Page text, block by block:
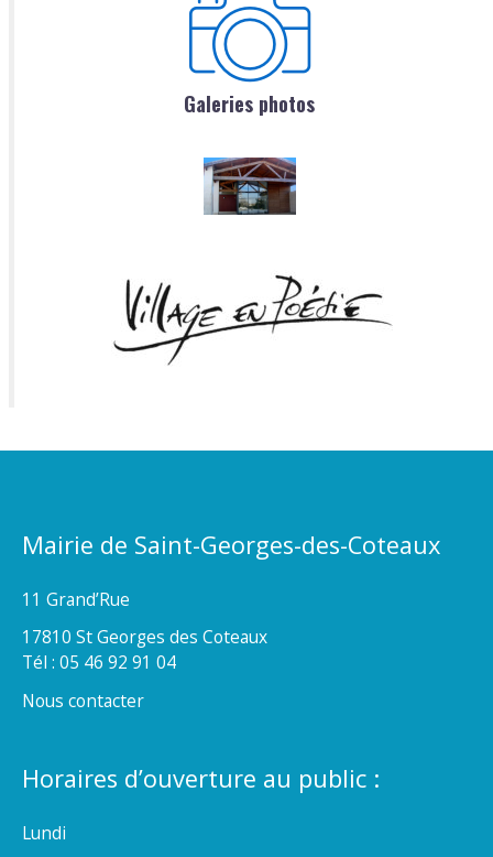
Galeries photos
Mairie de Saint-Georges-des-Coteaux
11 Grand’Rue
17810 St Georges des Coteaux
Tél : 05 46 92 91 04
Nous contacter
Horaires d’ouverture au public :
Lundi